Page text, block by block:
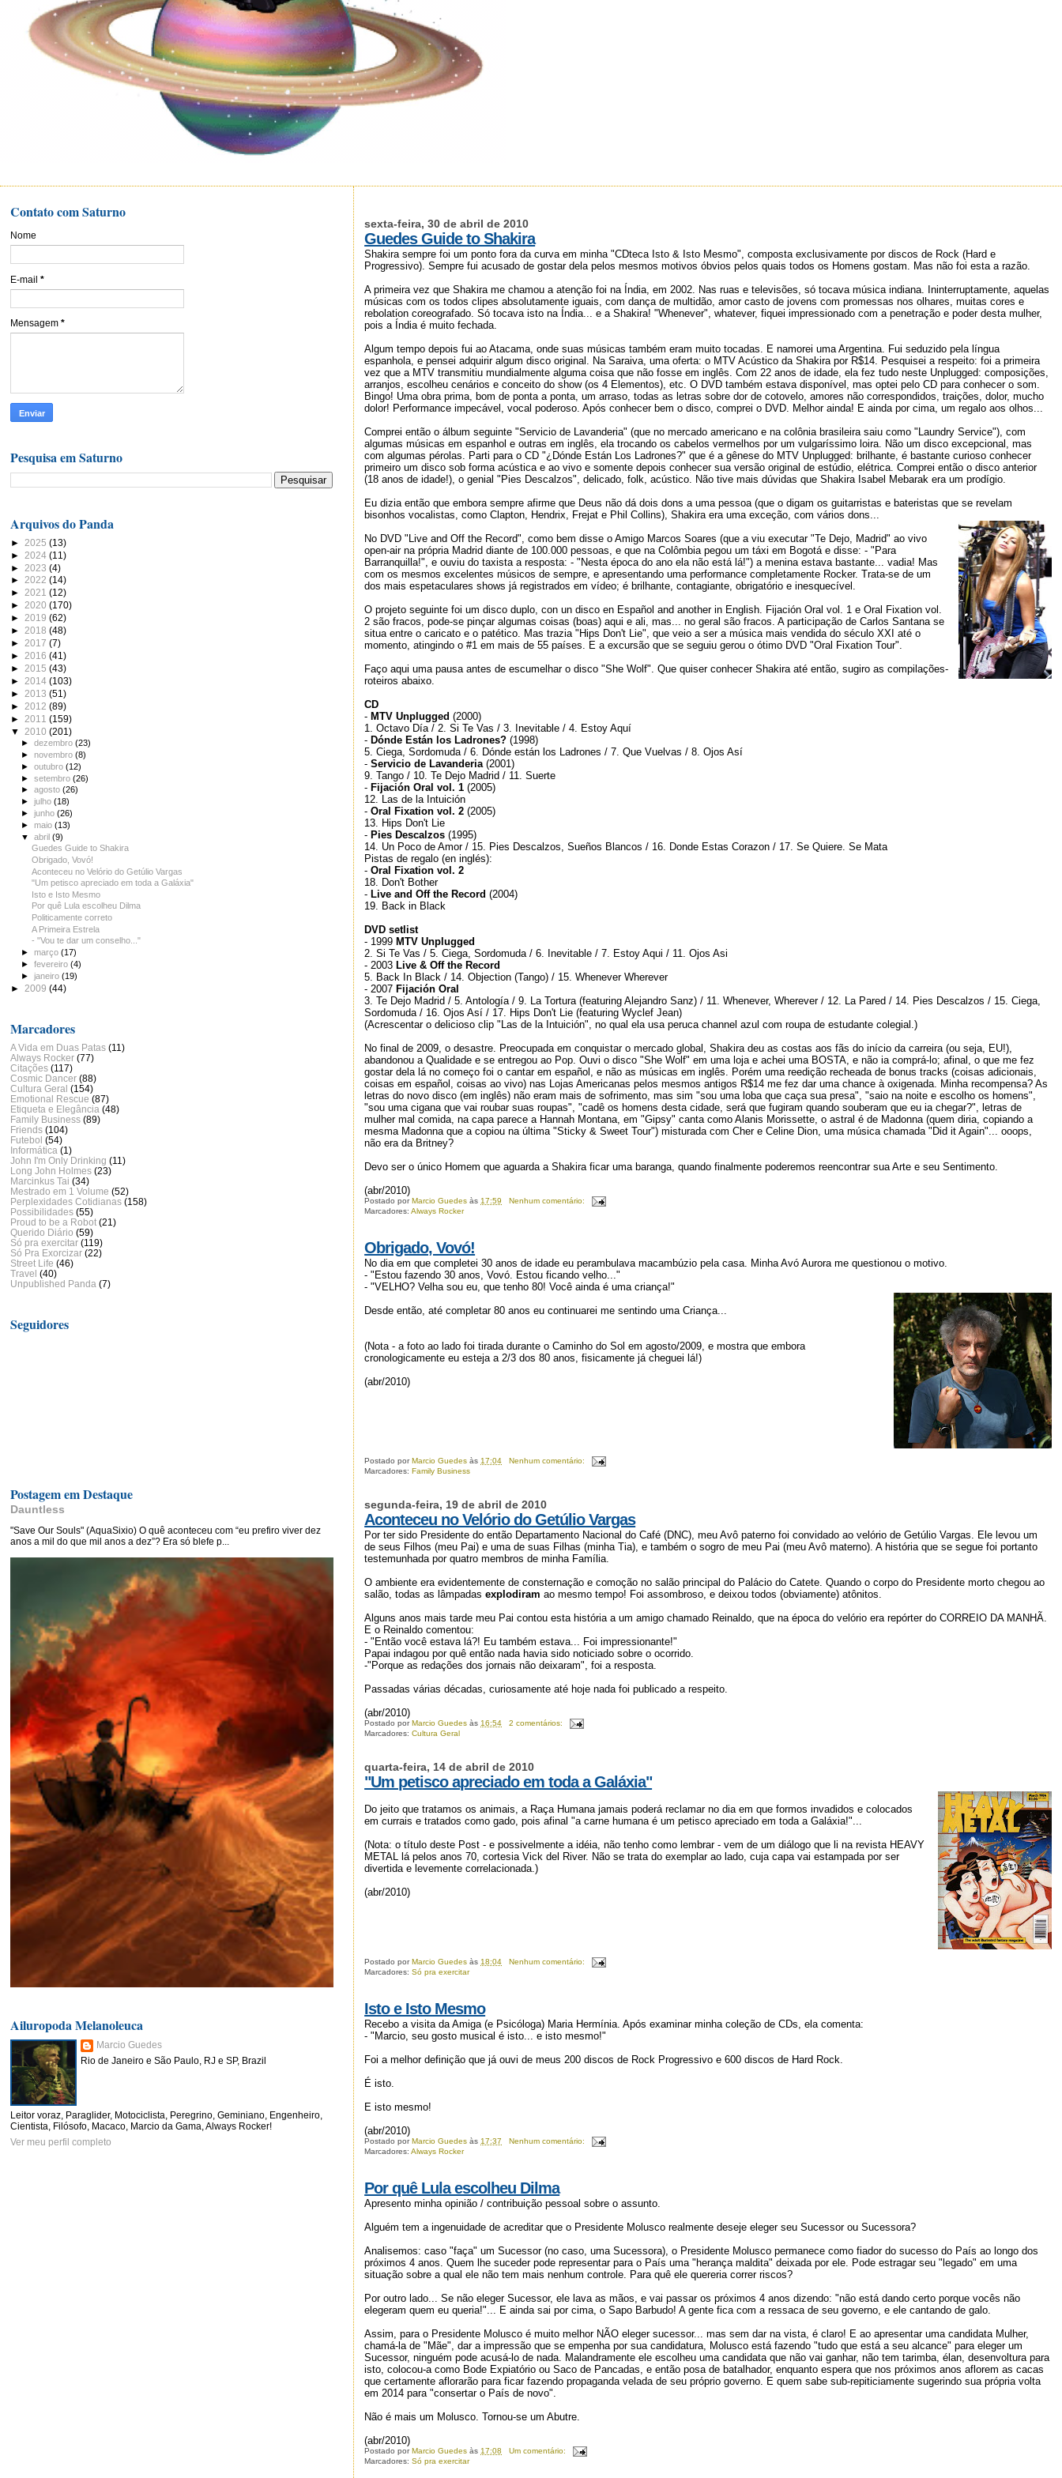
sexta-feira, 30 de abril de 2010
Guedes Guide to Shakira
Shakira sempre foi um ponto fora da curva em minha "CDteca Isto & Isto Mesmo", composta exclusivamente por discos de Rock (Hard e
Progressivo). Sempre fui acusado de gostar dela pelos mesmos motivos óbvios pelos quais todos os Homens gostam. Mas não foi esta a razão.
A primeira vez que Shakira me chamou a atenção foi na Índia, em 2002. Nas ruas e televisões, só tocava música indiana. Ininterruptamente, aquelas
músicas com os todos clipes absolutamente iguais, com dança de multidão, amor casto de jovens com promessas nos olhares, muitas cores e
rebolation coreografado. Só tocava isto na Índia... e a Shakira! "Whenever", whatever, fiquei impressionado com a penetração e poder desta mulher,
pois a Índia é muito fechada.
Algum tempo depois fui ao Atacama, onde suas músicas também eram muito tocadas. E namorei uma Argentina. Fui seduzido pela língua
espanhola, e pensei adquirir algum disco original. Na Saraiva, uma oferta: o MTV Acústico da Shakira por R$14. Pesquisei a respeito: foi a primeira
vez que a MTV transmitiu mundialmente alguma coisa que não fosse em inglês. Com 22 anos de idade, ela fez tudo neste Unplugged: composições,
arranjos, escolheu cenários e conceito do show (os 4 Elementos), etc. O DVD também estava disponível, mas optei pelo CD para conhecer o som.
Bingo! Uma obra prima, bom de ponta a ponta, um arraso, todas as letras sobre dor de cotovelo, amores não correspondidos, traições, dolor, mucho
dolor! Performance impecável, vocal poderoso. Após conhecer bem o disco, comprei o DVD. Melhor ainda! E ainda por cima, um regalo aos olhos...
Comprei então o álbum seguinte "Servicio de Lavanderia" (que no mercado americano e na colônia brasileira saiu como "Laundry Service"), com
algumas músicas em espanhol e outras em inglês, ela trocando os cabelos vermelhos por um vulgaríssimo loira. Não um disco excepcional, mas
com algumas pérolas. Parti para o CD "¿Dónde Están Los Ladrones?" que é a gênese do MTV Unplugged: brilhante, é bastante curioso conhecer
primeiro um disco sob forma acústica e ao vivo e somente depois conhecer sua versão original de estúdio, elétrica. Comprei então o disco anterior
(18 anos de idade!), o genial "Pies Descalzos", delicado, folk, acústico. Não tive mais dúvidas que Shakira Isabel Mebarak era um prodígio.
Eu dizia então que embora sempre afirme que Deus não dá dois dons a uma pessoa (que o digam os guitarristas e bateristas que se revelam
bisonhos vocalistas, como Clapton, Hendrix, Frejat e Phil Collins), Shakira era uma exceção, com vários dons...
No DVD "Live and Off the Record", como bem disse o Amigo Marcos Soares (que a viu executar "Te Dejo, Madrid" ao vivo
open-air na própria Madrid diante de 100.000 pessoas, e que na Colômbia pegou um táxi em Bogotá e disse: - "Para
Barranquilla!", e ouviu do taxista a resposta: - "Nesta época do ano ela não está lá!") a menina estava bastante... vadia! Mas
com os mesmos excelentes músicos de sempre, e apresentando uma performance completamente Rocker. Trata-se de um
dos mais espetaculares shows já registrados em vídeo; é brilhante, contagiante, obrigatório e inesquecível.
O projeto seguinte foi um disco duplo, con un disco en Español and another in English. Fijación Oral vol. 1 e Oral Fixation vol.
2 são fracos, pode-se pinçar algumas coisas (boas) aqui e ali, mas... no geral são fracos. A participação de Carlos Santana se
situa entre o caricato e o patético. Mas trazia "Hips Don't Lie", que veio a ser a música mais vendida do século XXI até o
momento, atingindo o #1 em mais de 55 países. E a excursão que se seguiu gerou o ótimo DVD "Oral Fixation Tour".
Faço aqui uma pausa antes de escumelhar o disco "She Wolf". Que quiser conhecer Shakira até então, sugiro as compilações-
roteiros abaixo.
CD
- MTV Unplugged (2000)
1. Octavo Día / 2. Si Te Vas / 3. Inevitable / 4. Estoy Aquí
- Dónde Están los Ladrones? (1998)
5. Ciega, Sordomuda / 6. Dónde están los Ladrones / 7. Que Vuelvas / 8. Ojos Así
-Servicio de Lavanderia(2001)
9. Tango / 10. Te Dejo Madrid / 11. Suerte
- Fijación Oral vol. 1 (2005)
12. Las de la Intuición
-Oral Fixation vol. 2 (2005)
13. Hips Don't Lie
- Pies Descalzos (1995)
14. Un Poco de Amor / 15. Pies Descalzos, Sueños Blancos / 16. Donde Estas Corazon / 17. Se Quiere. Se Mata
Pistas de regalo (en inglés):
-Oral Fixation vol. 2
18. Don't Bother
- Live and Off the Record (2004)
19. Back in Black
DVD setlist
- 1999 MTV Unplugged
2. Si Te Vas / 5. Ciega, Sordomuda / 6. Inevitable / 7. Estoy Aqui / 11. Ojos Asi
- 2003 Live & Off the Record
5. Back In Black / 14. Objection (Tango) / 15. Whenever Wherever
- 2007 Fijación Oral
3. Te Dejo Madrid / 5. Antología / 9. La Tortura (featuring Alejandro Sanz) / 11. Whenever, Wherever / 12. La Pared / 14. Pies Descalzos / 15. Ciega,
Sordomuda / 16. Ojos Así / 17. Hips Don't Lie (featuring Wyclef Jean)
(Acrescentar o delicioso clip "Las de la Intuición", no qual ela usa peruca channel azul com roupa de estudante colegial.)
No final de 2009, o desastre. Preocupada em conquistar o mercado global, Shakira deu as costas aos fãs do início da carreira (ou seja, EU!),
abandonou a Qualidade e se entregou ao Pop. Ouvi o disco "She Wolf" em uma loja e achei uma BOSTA, e não ia comprá-lo; afinal, o que me fez
gostar dela lá no começo foi o cantar em español, e não as músicas em inglês. Porém uma reedição recheada de bonus tracks (coisas adicionais,
coisas em español, coisas ao vivo) nas Lojas Americanas pelos mesmos antigos R$14 me fez dar uma chance à oxigenada. Minha recompensa? As
letras do novo disco (em inglês) não eram mais de sofrimento, mas sim "sou uma loba que caça sua presa", "saio na noite e escolho os homens",
"sou uma cigana que vai roubar suas roupas", "cadê os homens desta cidade, será que fugiram quando souberam que eu ia chegar?", letras de
mulher mal comida, na capa parece a Hannah Montana, em "Gipsy" canta como Alanis Morissette, o astral é de Madonna (quem diria, copiando a
mesma Madonna que a copiou na última "Sticky & Sweet Tour") misturada com Cher e Celine Dion, uma música chamada "Did it Again"... ooops,
não era da Britney?
Devo ser o único Homem que aguarda a Shakira ficar uma baranga, quando finalmente poderemos reencontrar sua Arte e seu Sentimento.
(abr/2010)
Postado porMarcio Guedes às17:59
Nenhum comentário:
Marcadores:Always Rocker
Obrigado, Vovó!
No dia em que completei 30 anos de idade eu perambulava macambúzio pela casa. Minha Avó Aurora me questionou o motivo.
- "Estou fazendo 30 anos, Vovó. Estou ficando velho..."
- "VELHO? Velha sou eu, que tenho 80! Você ainda é uma criança!"
Desde então, até completar 80 anos eu continuarei me sentindo uma Criança...
(Nota - a foto ao lado foi tirada durante o Caminho do Sol em agosto/2009, e mostra que embora
cronologicamente eu esteja a 2/3 dos 80 anos, fisicamente já cheguei lá!)
(abr/2010)
Postado porMarcio Guedes às17:04
Nenhum comentário:
Marcadores:Family Business
segunda-feira, 19 de abril de 2010
Aconteceu no Velório do Getúlio Vargas
Por ter sido Presidente do então Departamento Nacional do Café (DNC), meu Avô paterno foi convidado ao velório de Getúlio Vargas. Ele levou um
de seus Filhos (meu Pai) e uma de suas Filhas (minha Tia), e também o sogro de meu Pai (meu Avô materno). A história que se segue foi portanto
testemunhada por quatro membros de minha Família.
O ambiente era evidentemente de consternação e comoção no salão principal do Palácio do Catete. Quando o corpo do Presidente morto chegou ao
salão, todas as lâmpadasexplodiram ao mesmo tempo! Foi assombroso, e deixou todos (obviamente) atônitos.
Alguns anos mais tarde meu Pai contou esta história a um amigo chamado Reinaldo, que na época do velório era repórter do CORREIO DA MANHÃ.
E o Reinaldo comentou:
- "Então você estava lá?! Eu também estava... Foi impressionante!"
Papai indagou por quê então nada havia sido noticiado sobre o ocorrido.
-"Porque as redações dos jornais não deixaram", foi a resposta.
Passadas várias décadas, curiosamente até hoje nada foi publicado a respeito.
(abr/2010)
Postado porMarcio Guedes às16:54
2 comentários:
Marcadores:Cultura Geral
quarta-feira, 14 de abril de 2010
"Um petisco apreciado em toda a Galáxia"
Do jeito que tratamos os animais, a Raça Humana jamais poderá reclamar no dia em que formos invadidos e colocados
em currais e tratados como gado, pois afinal "a carne humana é um petisco apreciado em toda a Galáxia!"...
(Nota: o título deste Post - e possivelmente a idéia, não tenho como lembrar - vem de um diálogo que li na revista HEAVY
METAL lá pelos anos 70, cortesia Vick del River. Não se trata do exemplar ao lado, cuja capa vai estampada por ser
divertida e levemente correlacionada.)
(abr/2010)
Postado porMarcio Guedes às18:04
Nenhum comentário:
Marcadores:Só pra exercitar
Isto e Isto Mesmo
Recebo a visita da Amiga (e Psicóloga) Maria Hermínia. Após examinar minha coleção de CDs, ela comenta:
- "Marcio, seu gosto musical é isto... e isto mesmo!"
Foi a melhor definição que já ouvi de meus 200 discos de Rock Progressivo e 600 discos de Hard Rock.
É isto.
E isto mesmo!
(abr/2010)
Postado porMarcio Guedes às17:37
Nenhum comentário:
Marcadores:Always Rocker
Por quê Lula escolheu Dilma
Apresento minha opinião / contribuição pessoal sobre o assunto.
Alguém tem a ingenuidade de acreditar que o Presidente Molusco realmente deseje eleger seu Sucessor ou Sucessora?
Analisemos: caso "faça" um Sucessor (no caso, uma Sucessora), o Presidente Molusco permanece como fiador do sucesso do País ao longo dos
próximos 4 anos. Quem lhe suceder pode representar para o País uma "herança maldita" deixada por ele. Pode estragar seu "legado" em uma
situação sobre a qual ele não tem mais nenhum controle. Para quê ele quereria correr riscos?
Por outro lado... Se não eleger Sucessor, ele lava as mãos, e vai passar os próximos 4 anos dizendo: "não está dando certo porque vocês não
elegeram quem eu queria!"... E ainda sai por cima, o Sapo Barbudo! A gente fica com a ressaca de seu governo, e ele cantando de galo.
Assim, para o Presidente Molusco é muito melhor NÃO eleger sucessor... mas sem dar na vista, é claro! E ao apresentar uma candidata Mulher,
chamá-la de "Mãe", dar a impressão que se empenha por sua candidatura, Molusco está fazendo "tudo que está a seu alcance" para eleger um
Sucessor, ninguém pode acusá-lo de nada. Malandramente ele escolheu uma candidata que não vai ganhar, não tem tarimba, élan, desenvoltura para
isto, colocou-a como Bode Expiatório ou Saco de Pancadas, e então posa de batalhador, enquanto espera que nos próximos anos aflorem as cacas
que certamente aflorarão para ficar fazendo propaganda velada de seu próprio governo. E quem sabe sub-repiticiamente sugerindo sua própria volta
em 2014 para "consertar o País de novo".
Não é mais um Molusco. Tornou-se um Abutre.
(abr/2010)
Postado porMarcio Guedes às17:08
Um comentário:
Marcadores:Só pra exercitar
Contato com Saturno
Nome
E-mail *
Mensagem *
Pesquisa em Saturno
Arquivos do Panda
► 2025 (13)
► 2024 (11)
► 2023 (4)
► 2022 (14)
► 2021 (12)
► 2020 (170)
► 2019 (62)
► 2018 (48)
► 2017 (7)
► 2016 (41)
► 2015 (43)
► 2014 (103)
► 2013 (51)
► 2012 (89)
► 2011 (159)
▼ 2010 (201)
►dezembro(23)
►novembro(8)
►outubro(12)
►setembro(26)
►agosto(26)
►julho(18)
►junho(26)
►maio(13)
▼abril(9)
Guedes Guide to Shakira
Obrigado, Vovó!
Aconteceu no Velório do Getúlio Vargas
"Um petisco apreciado em toda a Galáxia"
Isto e Isto Mesmo
Por quê Lula escolheu Dilma
Politicamente correto
A Primeira Estrela
- "Vou te dar um conselho..."
►março(17)
►fevereiro(4)
►janeiro(19)
► 2009 (44)
Marcadores
A Vida em Duas Patas (11)
Always Rocker (77)
Citações (117)
Cosmic Dancer (88)
Cultura Geral (154)
Emotional Rescue (87)
Etiqueta e Elegância (48)
Family Business (89)
Friends (104)
Futebol (54)
Informática (1)
John I'm Only Drinking (11)
Long John Holmes (23)
Marcinkus Tai (34)
Mestrado em 1 Volume (52)
Perplexidades Cotidianas (158)
Possibilidades (55)
Proud to be a Robot (21)
Querido Diário (59)
Só pra exercitar (119)
Só Pra Exorcizar (22)
Street Life (46)
Travel (40)
Unpublished Panda (7)
Seguidores
Postagem em Destaque
Dauntless
"Save Our Souls" (AquaSixio) O quê aconteceu com “eu prefiro viver dez
anos a mil do que mil anos a dez”? Era só blefe p...
Ailuropoda Melanoleuca
Marcio Guedes
Rio de Janeiro e São Paulo, RJ e SP, Brazil
Leitor voraz, Paraglider, Motociclista, Peregrino, Geminiano, Engenheiro,
Cientista, Filósofo, Macaco, Marcio da Gama, Always Rocker!
Ver meu perfil completo